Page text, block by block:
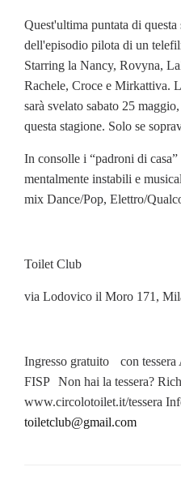
Quest'ultima puntata di
dell'episodio pilota di un
Starring la Nancy, Rovyna,
Rachele, Croce e Mirkattiva.
sarà svelato sabato 25
questa stagione. Solo se
In consolle i “padroni di
mentalmente instabili e
mix Dance/Pop, Elettro/
Toilet Club
via Lodovico il Moro 171,
Ingresso gratuito con
FISP Non hai la tessera?
www.circolotoilet.it/tessera
toiletclub@gmail.com